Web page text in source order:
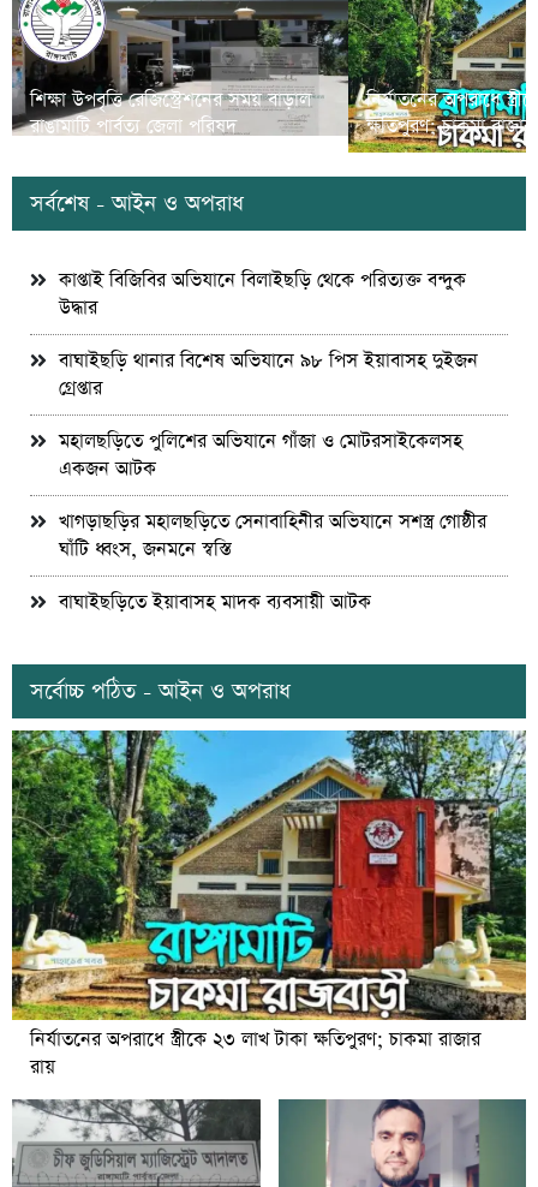
শিক্ষা উপবৃত্তি রেজিস্ট্রেশনের সময় বাড়াল
রাঙামাটি পার্বত্য জেলা পরিষদ
নির্যাতনের অপরাধে
ক্ষতিপুরণ; চাকমা
সর্বশেষ - আইন ও অপরাধ
কাপ্তাই বিজিবির অভিযানে বিলাইছড়ি থেকে পরিত্যক্ত বন্দুক
উদ্ধার
বাঘাইছড়ি থানার বিশেষ অভিযানে ৯৮ পিস ইয়াবাসহ দুইজন
গ্রেপ্তার
মহালছড়িতে পুলিশের অভিযানে গাঁজা ও মোটরসাইকেলসহ
একজন আটক
খাগড়াছড়ির মহালছড়িতে সেনাবাহিনীর অভিযানে সশস্ত্র গোষ্ঠীর
ঘাঁটি ধ্বংস, জনমনে স্বস্তি
বাঘাইছড়িতে ইয়াবাসহ মাদক ব্যবসায়ী আটক
সর্বোচ্চ পঠিত - আইন ও অপরাধ
নির্যাতনের অপরাধে স্ত্রীকে ২৩ লাখ টাকা ক্ষতিপুরণ; চাকমা রাজার
রায়